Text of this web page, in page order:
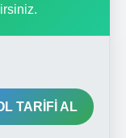
TARİFİ AL